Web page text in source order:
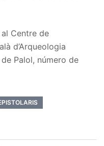
Centre de
d’Arqueologia
Palol, número de